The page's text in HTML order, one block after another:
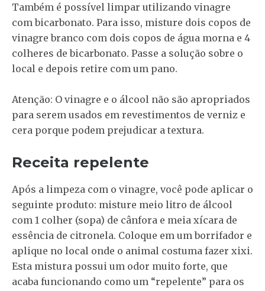
Também é possível limpar utilizando vinagre
com bicarbonato. Para isso, misture dois copos de
vinagre branco com dois copos de água morna e 4
colheres de bicarbonato. Passe a solução sobre o
local e depois retire com um pano.
Atenção: O vinagre e o álcool não são apropriados
para serem usados em revestimentos de verniz e
cera porque podem prejudicar a textura.
Receita repelente
Após a limpeza com o vinagre, você pode aplicar o
seguinte produto: misture meio litro de álcool
com 1 colher (sopa) de cânfora e meia xícara de
essência de citronela. Coloque em um borrifador e
aplique no local onde o animal costuma fazer xixi.
Esta mistura possui um odor muito forte, que
acaba funcionando como um “repelente” para os